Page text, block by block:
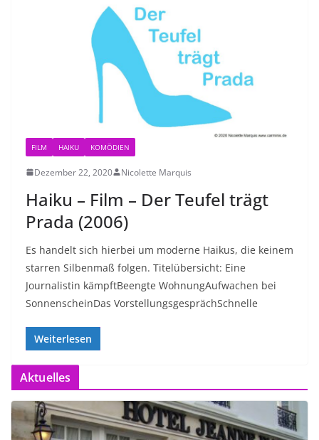
FILM HAIKU KOMÖDIEN
Dezember 22, 2020 Nicolette Marquis
Haiku – Film – Der Teufel trägt
Prada (2006)
Es handelt sich hierbei um moderne Haikus, die keinem
starren Silbenmaß folgen. Titelübersicht: Eine
Journalistin kämpftBeengte WohnungAufwachen bei
SonnenscheinDas VorstellungsgesprächSchnelle
Weiterlesen
Aktuelles